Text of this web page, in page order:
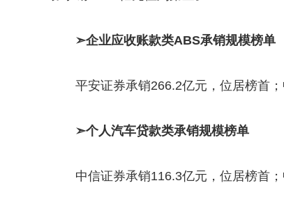
➣企业应收账款类ABS承销规模榜单
平安证券承销266.2亿元，位居榜首
➣个人汽车贷款类承销规模榜单
中信证券承销116.3亿元，位居榜首